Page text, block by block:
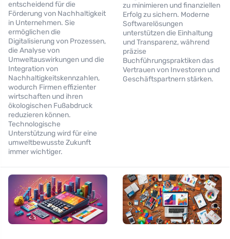
entscheidend für die
Förderung von Nachhaltigkeit
in Unternehmen. Sie
ermöglichen die
Digitalisierung von Prozessen,
die Analyse von
Umweltauswirkungen und die
Integration von
Nachhaltigkeitskennzahlen,
wodurch Firmen effizienter
wirtschaften und ihren
ökologischen Fußabdruck
reduzieren können.
Technologische
Unterstützung wird für eine
umweltbewusste Zukunft
immer wichtiger.
zu minimieren und finanziellen
Erfolg zu sichern. Moderne
Softwarelösungen
unterstützen die Einhaltung
und Transparenz, während
präzise
Buchführungspraktiken das
Vertrauen von Investoren und
Geschäftspartnern stärken.